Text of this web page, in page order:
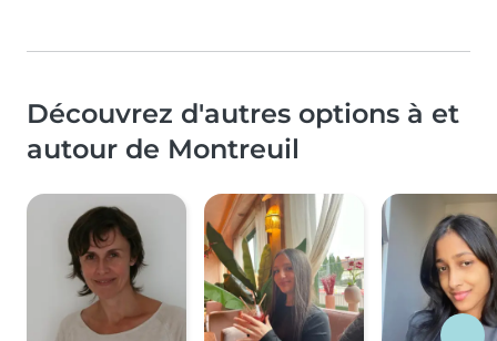
Découvrez d'autres options à et
autour de Montreuil